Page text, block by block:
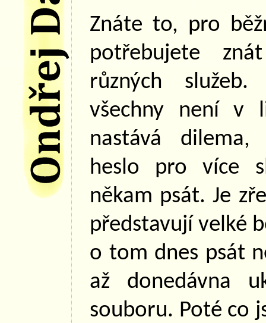
Znáte to, pro
potřebujete
různých
všechny není v
nastává
heslo pro více
někam psát. Je
představují velké
o tom dnes psát
až donedávna
souboru. Poté co